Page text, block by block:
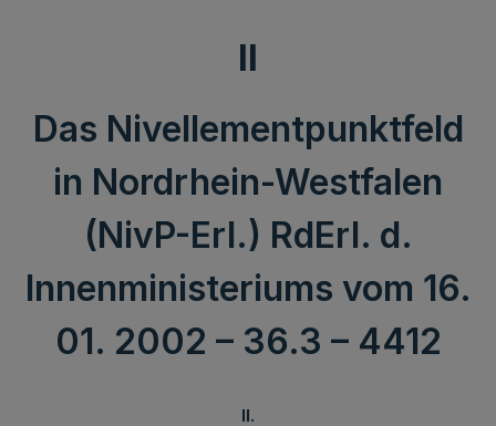
II
Das Nivellementpunktfeld
in Nordrhein-Westfalen
(NivP-Erl.) RdErl. d.
Innenministeriums vom 16.
01. 2002 – 36.3 – 4412
II.